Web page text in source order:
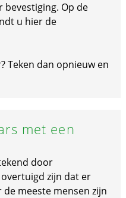
Op de
u hier de
Teken dan opnieuw en
met een
door
zijn dat er
meeste mensen zijn